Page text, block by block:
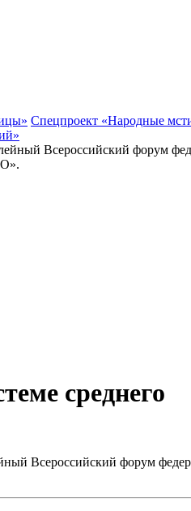
Спецпроект «Народные
среднего
Всероссийский форум